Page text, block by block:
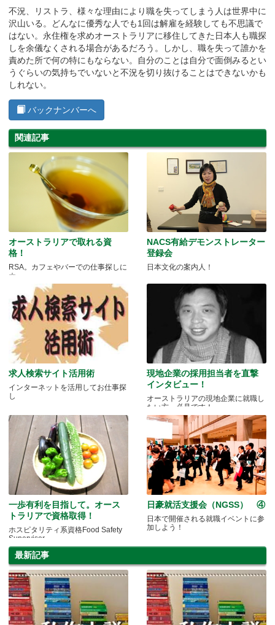
不況、リストラ、様々な理由により職を失ってしまう人は世界中に
沢山いる。どんなに優秀な人でも1回は解雇を経験しても不思議で
はない。永住権を求めオーストラリアに移住してきた日本人も職探
しを余儀なくされる場合があるだろう。しかし、職を失って誰かを
責めた所で何の特にもならない。自分のことは自分で面倒みるとい
うぐらいの気持ちでいないと不況を切り抜けることはできないかも
しれない。
バックナンバーへ
関連記事
オーストラリアで取れる資
格！
RSA。カフェやバーでの仕事探しに
☆
NACS有給デモンストレーター
登録会
日本文化の案内人！
求人検索サイト活用術
インターネットを活用してお仕事探
し
現地企業の採用担当者を直撃
インタビュー！
オーストラリアの現地企業に就職し
たい方、必見です！
一歩有利を目指して。オース
トラリアで資格取得！
ホスピタリティ系資格Food Safety
Supervisor
日豪就活支援会（NGSS） ④
日本で開催される就職イベントに参
加しよう！
最新記事